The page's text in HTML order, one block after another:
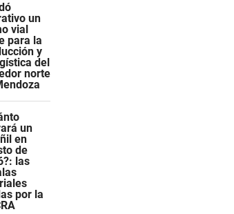
un
vial
para la
y
del
norte
un
en
de
las
por la